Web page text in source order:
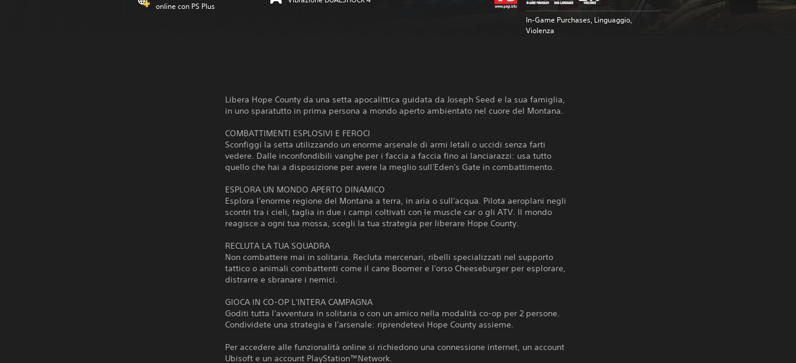
online con PS Plus
In-Game Purchases, Linguaggio,
Violenza
Libera Hope County da una setta apocalittica guidata da Joseph Seed e la sua famiglia,
in uno sparatutto in prima persona a mondo aperto ambientato nel cuore del Montana.
COMBATTIMENTI ESPLOSIVI E FEROCI
Sconfiggi la setta utilizzando un enorme arsenale di armi letali o uccidi senza farti
vedere. Dalle inconfondibili vanghe per i faccia a faccia fino ai lanciarazzi: usa tutto
quello che hai a disposizione per avere la meglio sull'Eden's Gate in combattimento.
ESPLORA UN MONDO APERTO DINAMICO
Esplora l'enorme regione del Montana a terra, in aria o sull'acqua. Pilota aeroplani negli
scontri tra i cieli, taglia in due i campi coltivati con le muscle car o gli ATV. Il mondo
reagisce a ogni tua mossa, scegli la tua strategia per liberare Hope County.
RECLUTA LA TUA SQUADRA
Non combattere mai in solitaria. Recluta mercenari, ribelli specializzati nel supporto
tattico o animali combattenti come il cane Boomer e l'orso Cheeseburger per esplorare,
distrarre e sbranare i nemici.
GIOCA IN CO-OP L'INTERA CAMPAGNA
Goditi tutta l'avventura in solitaria o con un amico nella modalità co-op per 2 persone.
Condividete una strategia e l'arsenale: riprendetevi Hope County assieme.
Per accedere alle funzionalità online si richiedono una connessione internet, un account
Ubisoft e un account PlayStation™Network.